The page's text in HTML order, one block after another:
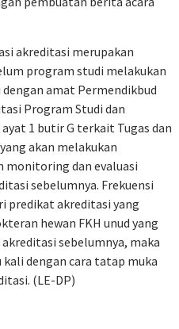
akreditasi merupakan
program studi melakukan
amat Permendikbud
Program Studi dan
1 butir G terkait Tugas dan
akan melakukan
monitoring dan evaluasi
sebelumnya. Frekuensi
predikat akreditasi yang
hewan FKH unud yang
sebelumnya, maka
dengan cara tatap muka
(LE-DP)